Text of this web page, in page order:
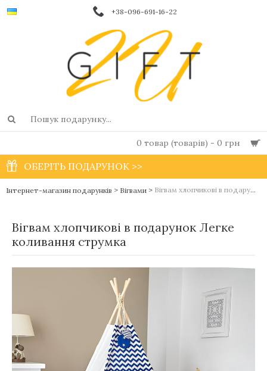
+38-096-691-16-22
0 товар (товарів) - 0 грн
ОБЕРІТЬ ПОДАРУНОК >>
Інтернет-магазин подарунків > Вігвами > Вігвам хлопчикові в подарунок Легке коливання струмка
Вігвам хлопчикові в подарунок Легке
коливання струмка